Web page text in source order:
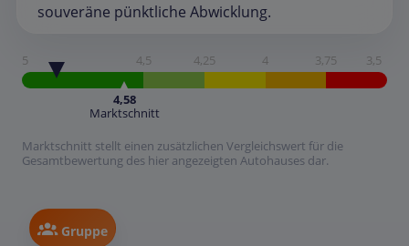
souveräne pünktliche Abwicklung.
5 4,5 4,25 4 3,75 3,5
4,58
Marktschnitt
Marktschnitt stellt einen zusätzlichen Vergleichswert für die
Gesamtbewertung des hier angezeigten Autohauses dar.
Gruppe